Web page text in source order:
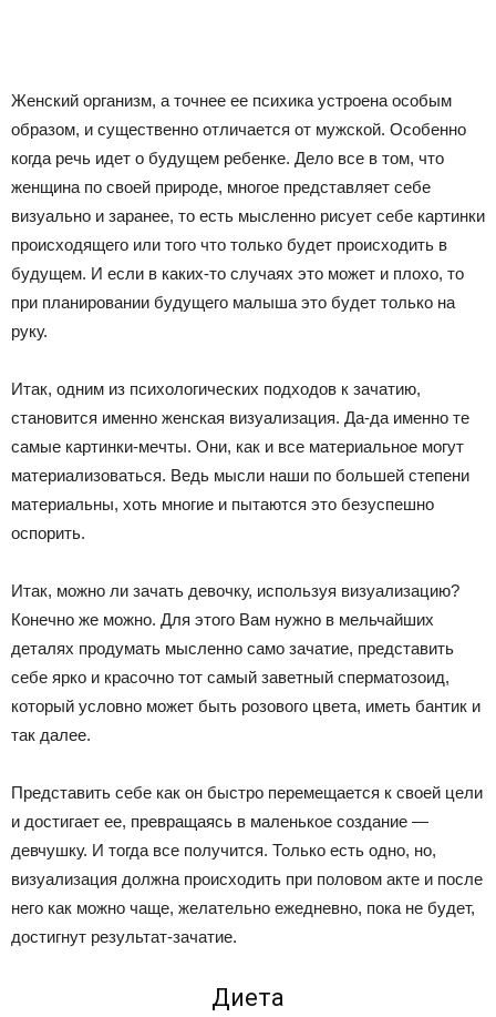
Женский организм, а точнее ее психика устроена особым
образом, и существенно отличается от мужской. Особенно
когда речь идет о будущем ребенке. Дело все в том, что
женщина по своей природе, многое представляет себе
визуально и заранее, то есть мысленно рисует себе картинки
происходящего или того что только будет происходить в
будущем. И если в каких-то случаях это может и плохо, то
при планировании будущего малыша это будет только на
руку.
Итак, одним из психологических подходов к зачатию,
становится именно женская визуализация. Да-да именно те
самые картинки-мечты. Они, как и все материальное могут
материализоваться. Ведь мысли наши по большей степени
материальны, хоть многие и пытаются это безуспешно
оспорить.
Итак, можно ли зачать девочку, используя визуализацию?
Конечно же можно. Для этого Вам нужно в мельчайших
деталях продумать мысленно само зачатие, представить
себе ярко и красочно тот самый заветный сперматозоид,
который условно может быть розового цвета, иметь бантик и
так далее.
Представить себе как он быстро перемещается к своей цели
и достигает ее, превращаясь в маленькое создание —
девчушку. И тогда все получится. Только есть одно, но,
визуализация должна происходить при половом акте и после
него как можно чаще, желательно ежедневно, пока не будет,
достигнут результат-зачатие.
Диета